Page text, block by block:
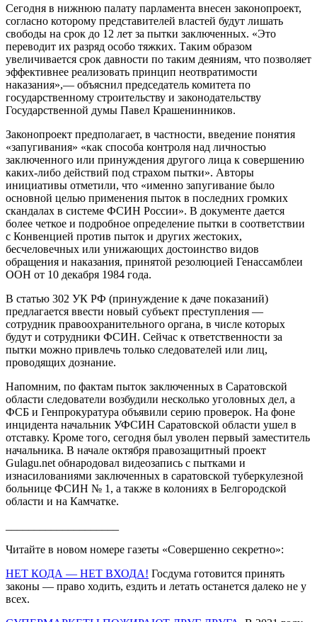
Сегодня в нижнюю палату парламента внесен законопроект,
согласно которому представителей властей будут лишать
свободы на срок до 12 лет за пытки заключенных. «Это
переводит их разряд особо тяжких. Таким образом
увеличивается срок давности по таким деяниям, что позволяет
эффективнее реализовать принцип неотвратимости
наказания»,— объяснил председатель комитета по
государственному строительству и законодательству
Государственной думы Павел Крашенинников.
Законопроект предполагает, в частности, введение понятия
«запугивания» «как способа контроля над личностью
заключенного или принуждения другого лица к совершению
каких-либо действий под страхом пытки». Авторы
инициативы отметили, что «именно запугивание было
основной целью применения пыток в последних громких
скандалах в системе ФСИН России». В документе дается
более четкое и подробное определение пытки в соответствии
с Конвенцией против пыток и других жестоких,
бесчеловечных или унижающих достоинство видов
обращения и наказания, принятой резолюцией Генассамблеи
ООН от 10 декабря 1984 года.
В статью 302 УК РФ (принуждение к даче показаний)
предлагается ввести новый субъект преступления —
сотрудник правоохранительного органа, в числе которых
будут и сотрудники ФСИН. Сейчас к ответственности за
пытки можно привлечь только следователей или лиц,
проводящих дознание.
Напомним, по фактам пыток заключенных в Саратовской
области следователи возбудили несколько уголовных дел, а
ФСБ и Генпрокуратура объявили серию проверок. На фоне
инцидента начальник УФСИН Саратовской области ушел в
отставку. Кроме того, сегодня был уволен первый заместитель
начальника. В начале октября правозащитный проект
Gulagu.net обнародовал видеозапись с пытками и
изнасилованиями заключенных в саратовской туберкулезной
больнице ФСИН № 1, а также в колониях в Белгородской
области и на Камчатке.
Читайте в новом номере газеты «Совершенно секретно»:
НЕТ КОДА — НЕТ ВХОДА! Госдума готовится принять
законы — право ходить, ездить и летать останется далеко не у
всех.